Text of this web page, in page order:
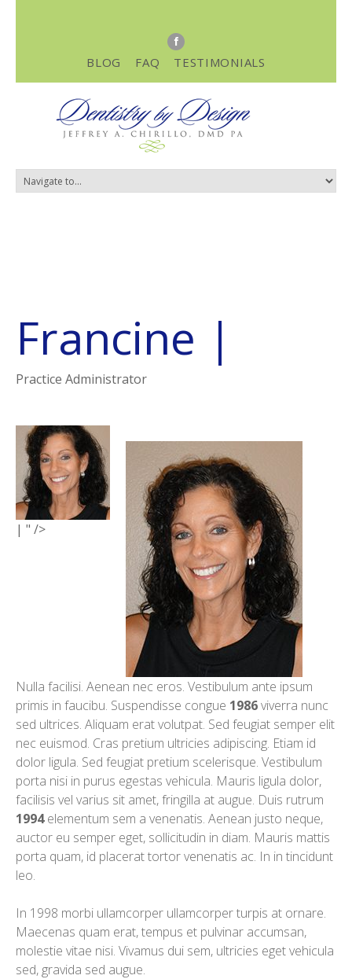
BLOG FAQ TESTIMONIALS
Francine |
Practice Administrator
| " />
Nulla facilisi. Aenean nec eros. Vestibulum ante ipsum
primis in faucibu. Suspendisse congue 1986viverra nunc
sed ultrices. Aliquam erat volutpat. Sed feugiat semper elit
nec euismod. Cras pretium ultricies adipiscing. Etiam id
dolor ligula. Sed feugiat pretium scelerisque. Vestibulum
porta nisi in purus egestas vehicula. Mauris ligula dolor,
facilisis vel varius sit amet, fringilla at augue. Duis rutrum
1994elementum sem a venenatis. Aenean justo neque,
auctor eu semper eget, sollicitudin in diam. Mauris mattis
porta quam, id placerat tortor venenatis ac. In in tincidunt
leo.
In 1998 morbi ullamcorper ullamcorper turpis at ornare.
Maecenas quam erat, tempus et pulvinar accumsan,
molestie vitae nisi. Vivamus dui sem, ultricies eget vehicula
sed, gravida sed augue.